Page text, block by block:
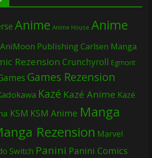
Anime Anime House Anime
AniMoon PublishingCarlsen Manga
Rezension Crunchyroll Egmont
Games Rezension
Kazé Kazé Anime Kazé
KSM KSM Anime Manga
Rezension Marvel
Switch Panini Panini Comics